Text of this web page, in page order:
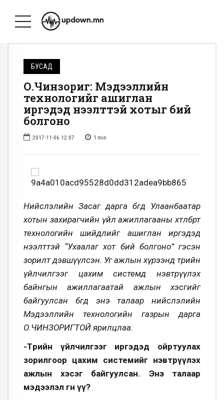
БУСАД
О.Чинзориг: Mэдээллийн
технологийг ашиглан
иргэдэд нээлттэй хотыг бий
болгоно
2017-11-06 12:07 1 min
Нийслэлийн Засаг дарга бөгөөд Улаанбаатар
хотын захирагчийн үйл ажиллагааны хөтөлбөрт
технологийн шийдлийг ашиглан иргэдэд
нээлттэй “Ухаалаг хот бий болгоно” гэсэн
зорилт дэвшүүлсэн. Уг ажлын хүрээнд төрийн
үйлчилгээг цахим системд нэвтрүүлэх
байнгын ажиллагаатай ажлын хэсгийг
байгуулсан бөгөөд энэ талаар нийслэлийн
Мэдээллийн технологийн газрын дарга
О.ЧИНЗОРИГТОЙ ярилцлаа.
-Төрийн үйлчилгээг иргэдэд ойртуулах
зорилгоор цахим системийг нэвтрүүлэх
ажлын хэсэг байгуулсан. Энэ талаар
мэдээлэл өгнө үү?